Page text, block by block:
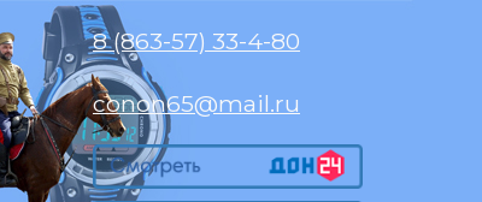
8 (863-57) 33-4-80
conon65@mail.ru